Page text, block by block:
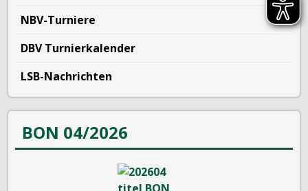
NBV-Turniere
DBV Turnierkalender
LSB-Nachrichten
BON 04/2026